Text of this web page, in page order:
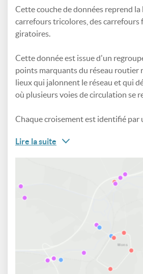
Cette couche de données reprend
carrefours tricolores, des carrefours
giratoires.
Cette donnée est issue d'un
points marquants du réseau routier
lieux qui jalonnent le réseau et qui
où plusieurs voies de circulation se
Chaque croisement est identifié par
Lire la suite